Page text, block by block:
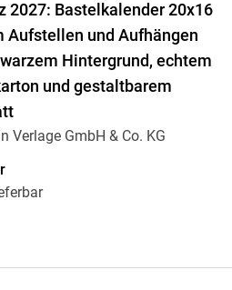
2027: Bastelkalender 20x16
Aufstellen und Aufhängen
Hintergrund, echtem
und gestaltbarem
Verlage GmbH & Co. KG